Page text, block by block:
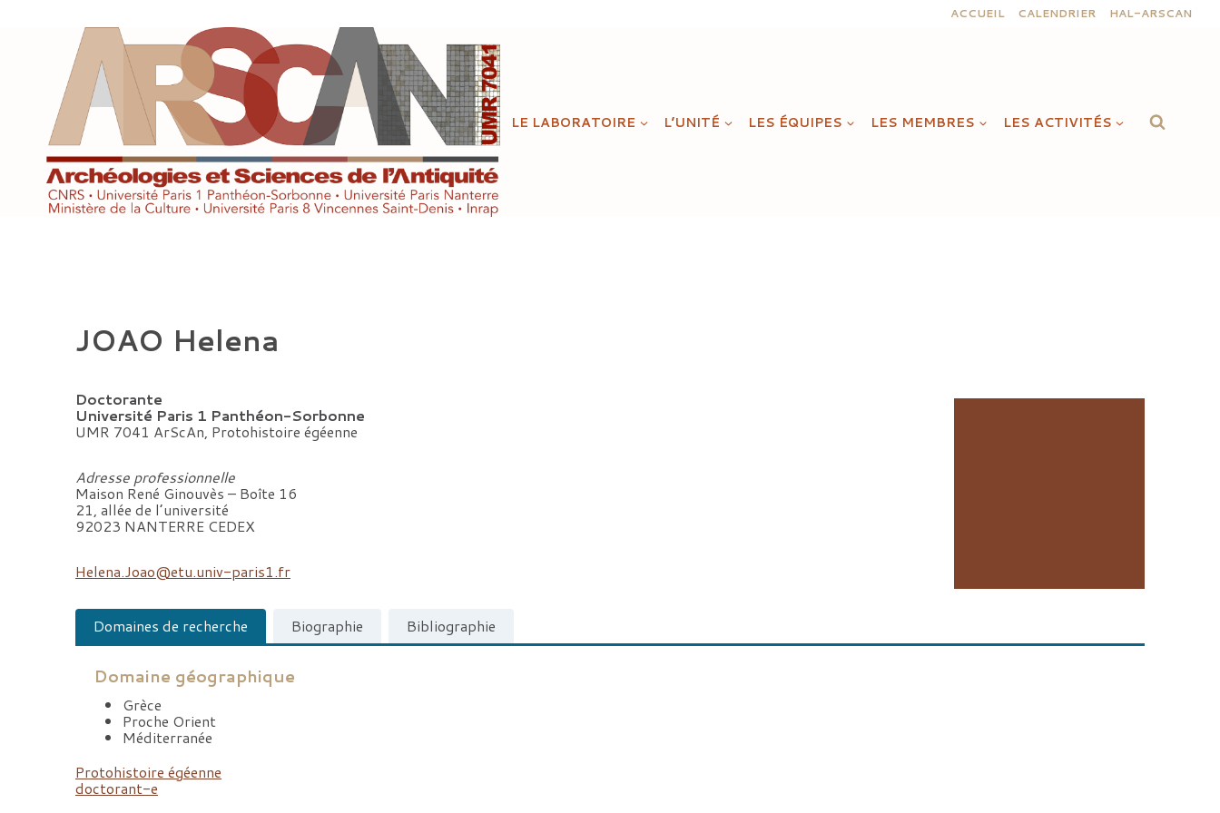
ACCUEIL CALENDRIER HAL-ARSCAN
LE LABORATOIRE L’UNITÉ LES ÉQUIPES LES MEMBRES LES ACTIVITÉS
JOAO Helena
Doctorante
Université Paris 1 Panthéon-Sorbonne
UMR 7041 ArScAn, Protohistoire égéenne
Adresse professionnelle
Maison René Ginouvès – Boîte 16
21, allée de l’université
92023 NANTERRE CEDEX
Helena.Joao@etu.univ-paris1.fr
Domaines de recherche Biographie Bibliographie
Domaine géographique
Grèce
Proche Orient
Méditerranée
Protohistoire égéenne
doctorant-e